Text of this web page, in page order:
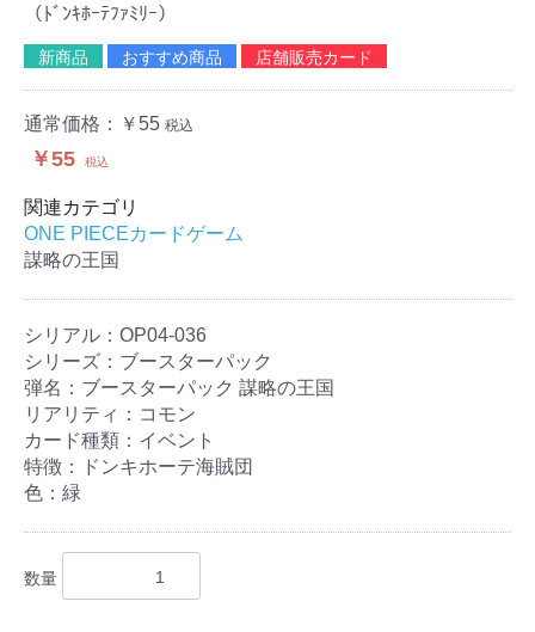
（ﾄﾞﾝｷﾎｰﾃﾌｧﾐﾘｰ）
新商品 おすすめ商品 店舗販売カード
通常価格：￥55 税込
￥55 税込
関連カテゴリ
ONE PIECEカードゲーム
謀略の王国
シリアル：OP04-036
シリーズ：ブースターパック
弾名：ブースターパック 謀略の王国
リアリティ：コモン
カード種類：イベント
特徴：ドンキホーテ海賊団
色：緑
数量